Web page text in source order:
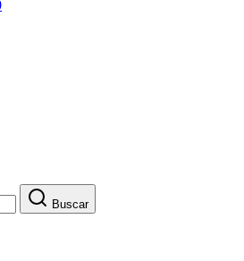
Buscar